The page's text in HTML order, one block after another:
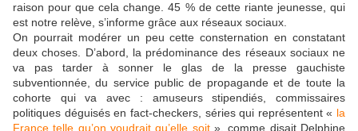
raison pour que cela change. 45 % de cette riante jeunesse, qui
est notre relève, s’informe grâce aux réseaux sociaux.
On pourrait modérer un peu cette consternation en constatant
deux choses. D’abord, la prédominance des réseaux sociaux ne
va pas tarder à sonner le glas de la presse gauchiste
subventionnée, du service public de propagande et de toute la
cohorte qui va avec : amuseurs stipendiés, commissaires
politiques déguisés en fact-checkers, séries qui représentent « la
France telle qu’on voudrait qu’elle soit», comme disait Delphine